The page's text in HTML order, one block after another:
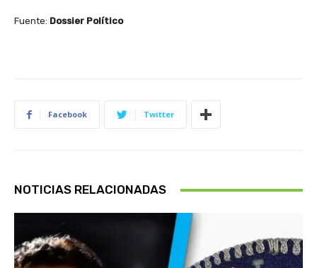
Fuente: Dossier Político
Facebook Twitter
NOTICIAS RELACIONADAS